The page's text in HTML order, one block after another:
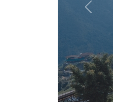
Previous